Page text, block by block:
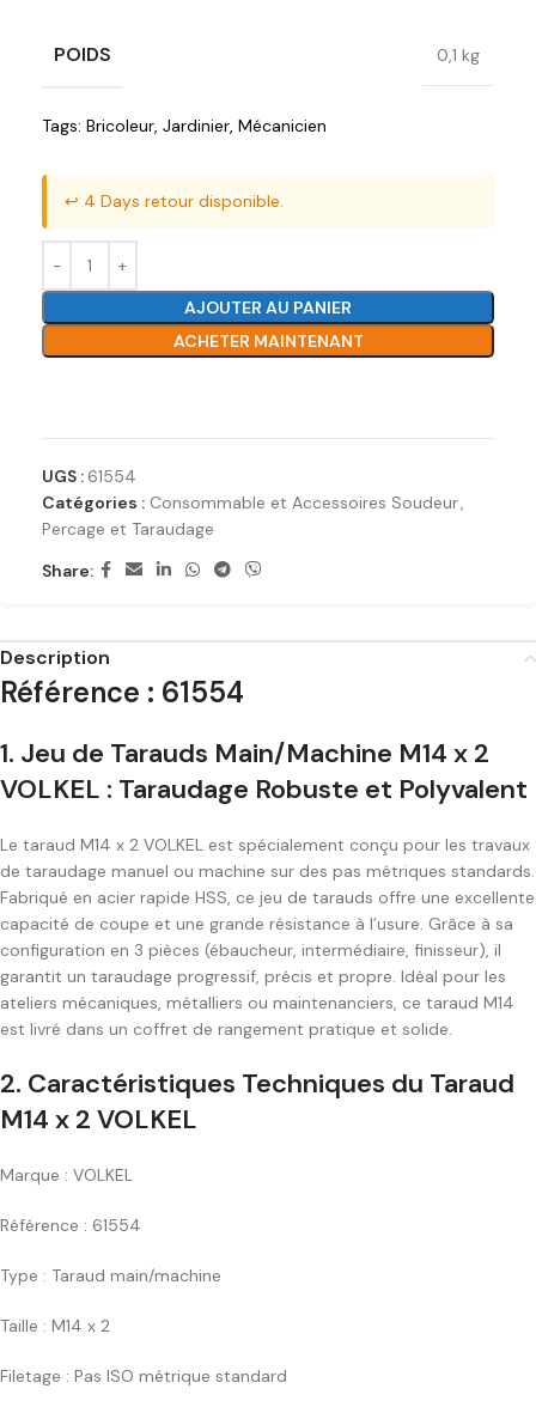
POIDS 0,1 kg
Tags: Bricoleur, Jardinier, Mécanicien
↩️ 4 Days retour disponible.
AJOUTER AU PANIER
ACHETER MAINTENANT
UGS : 61554
Catégories : Consommable et Accessoires Soudeur,
Percage et Taraudage
Share:
Description
Référence : 61554
1. Jeu de Tarauds Main/Machine M14 x 2
VOLKEL : Taraudage Robuste et Polyvalent
Le taraud M14 x 2 VOLKEL est spécialement conçu pour les travaux
de taraudage manuel ou machine sur des pas métriques standards.
Fabriqué en acier rapide HSS, ce jeu de tarauds offre une excellente
capacité de coupe et une grande résistance à l’usure. Grâce à sa
configuration en 3 pièces (ébaucheur, intermédiaire, finisseur), il
garantit un taraudage progressif, précis et propre. Idéal pour les
ateliers mécaniques, métalliers ou maintenanciers, ce taraud M14
est livré dans un coffret de rangement pratique et solide.
2. Caractéristiques Techniques du Taraud
M14 x 2 VOLKEL
Marque : VOLKEL
Référence : 61554
Type : Taraud main/machine
Taille : M14 x 2
Filetage : Pas ISO métrique standard